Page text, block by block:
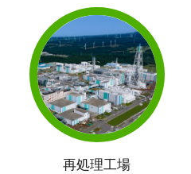
再処理工場